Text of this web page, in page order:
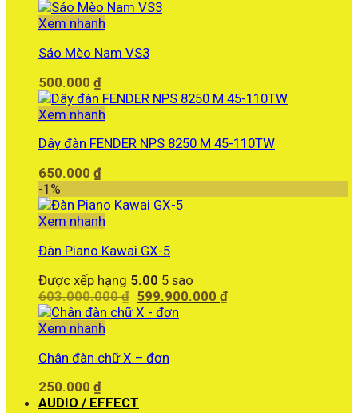
Xem nhanh
Sáo Mèo Nam VS3
500.000 ₫
Xem nhanh
Dây đàn FENDER NPS 8250 M 45-110TW
650.000 ₫
-1%
Xem nhanh
Đàn Piano Kawai GX-5
Được xếp hạng 5.00 5 sao
603.000.000₫ Giá
gốc
599.900.000₫Giá
Xem nhanh
Chân đàn chữ X – đơn
250.000 ₫
AUDIO / EFFECT